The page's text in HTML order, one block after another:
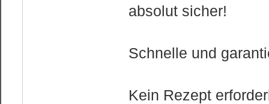
absolut sicher!
Schnelle und
Kein Rezept